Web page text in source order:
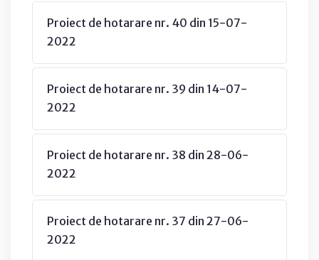
Proiect de hotarare nr. 40 din 15-07-
2022
Proiect de hotarare nr. 39 din 14-07-
2022
Proiect de hotarare nr. 38 din 28-06-
2022
Proiect de hotarare nr. 37 din 27-06-
2022